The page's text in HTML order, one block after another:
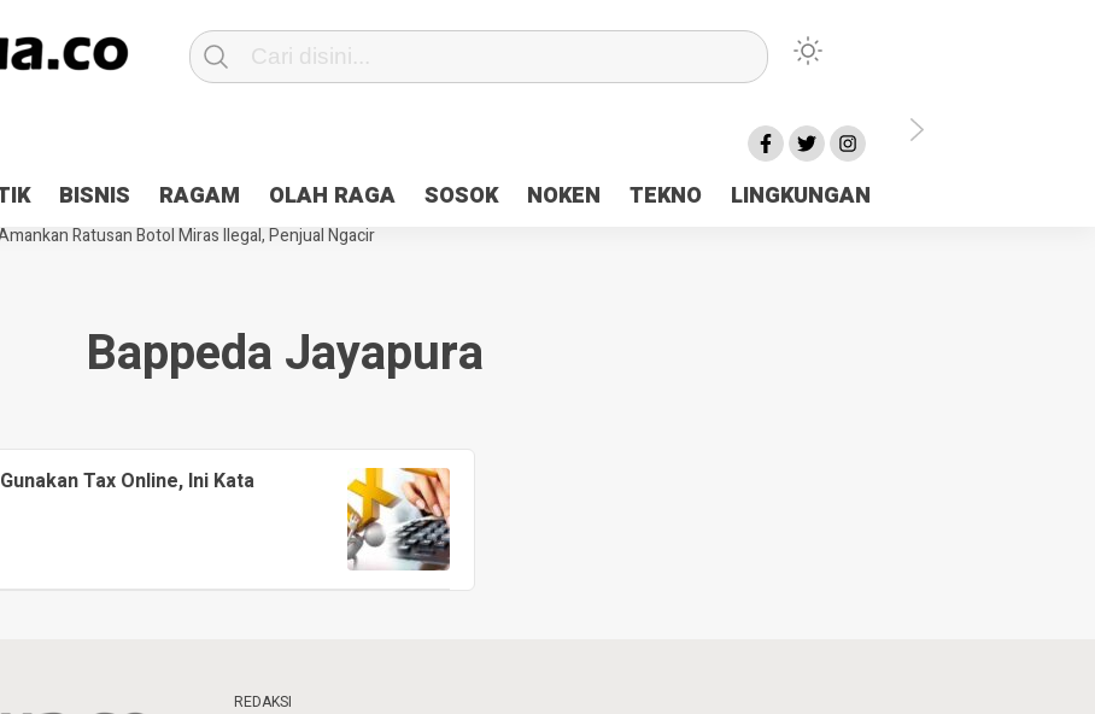
BISNIS RAGAM OLAH RAGA SOSOK NOKEN TEKNO LINGKUNGAN
2×24 jam di Kota Jayapura
Pesan Sejuk Polri di Deklarasi Pemilu Ceria Tanah Papua
Terbakar
Hibah Pilkada Jayapura Cair 10 Persen, Deposit Kas Daerah Rp23 Miliar Disorot
Ratusan Botol Miras Ilegal, Penjual Ngacir
Bappeda Jayapura
Tax Online, Ini Kata
REDAKSI